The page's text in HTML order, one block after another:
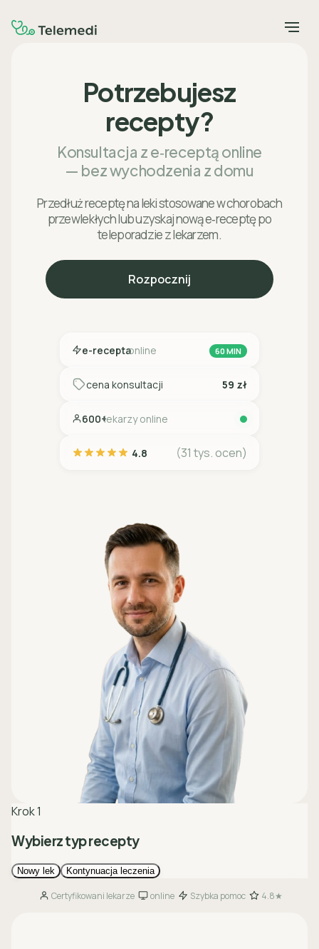
Potrzebujesz
recepty?
Konsultacja z e‑receptą online
— bez wychodzenia z domu
Przedłuż receptę na leki stosowane w chorobach
przewlekłych lub uzyskaj nową e‑receptę po
teleporadzie z lekarzem.
Rozpocznij
e-receptaonline 60 MIN
cena konsultacji 59 zł
600+lekarzy online
4.8 (31 tys. ocen)
Certyfikowani lekarze· online· Szybka pomoc· 4.8★